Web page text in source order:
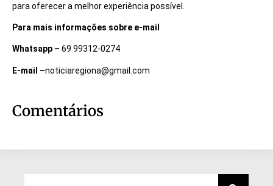
para oferecer a melhor experiência possível.
Para mais informações sobre e-mail
Whatsapp – 69 99312-0274
E-mail –noticiaregiona@gmail.com
Comentários